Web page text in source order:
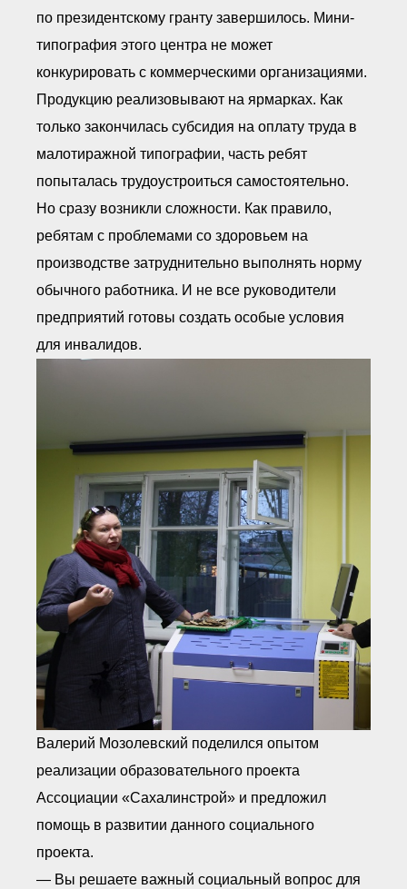
по президентскому гранту завершилось. Мини-
типография этого центра не может
конкурировать с коммерческими организациями.
Продукцию реализовывают на ярмарках. Как
только закончилась субсидия на оплату труда в
малотиражной типографии, часть ребят
попыталась трудоустроиться самостоятельно.
Но сразу возникли сложности. Как правило,
ребятам с проблемами со здоровьем на
производстве затруднительно выполнять норму
обычного работника. И не все руководители
предприятий готовы создать особые условия
для инвалидов.
Валерий Мозолевский поделился опытом
реализации образовательного проекта
Ассоциации «Сахалинстрой» и предложил
помощь в развитии данного социального
проекта.
— Вы решаете важный социальный вопрос для